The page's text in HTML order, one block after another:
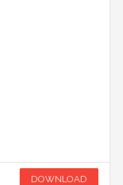
DOWNLOAD